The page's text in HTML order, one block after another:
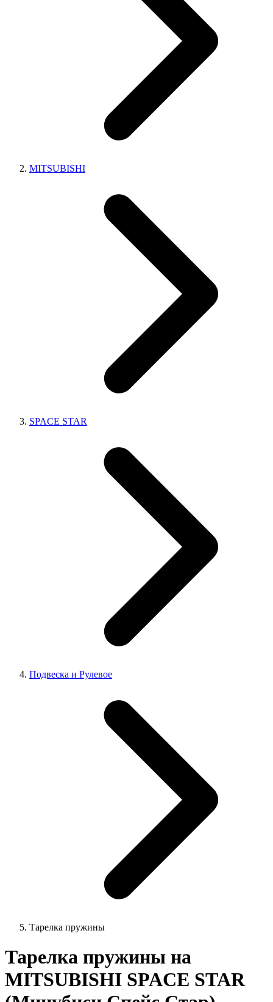
MITSUBISHI
SPACE STAR
Подвеска и Рулевое
Тарелка пружины
Тарелка пружины на
MITSUBISHI SPACE STAR